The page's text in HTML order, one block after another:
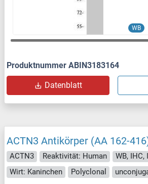
WB
Produktnummer ABIN3183164
Datenblatt
ACTN3 Antikörper (AA 162-
ACTN3 Reaktivität: Human
WB, IHC,
Wirt: Kaninchen
Polyclonal